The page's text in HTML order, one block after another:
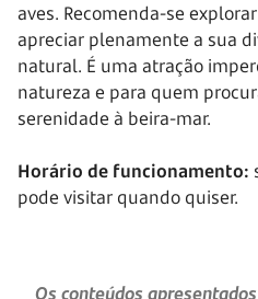
aves. Recomenda-se
apreciar plenamente a sua
natural. É uma atração
natureza e para quem
serenidade à beira-mar.
Horário de funcionamento:
pode visitar quando quiser.
Os conteúdos